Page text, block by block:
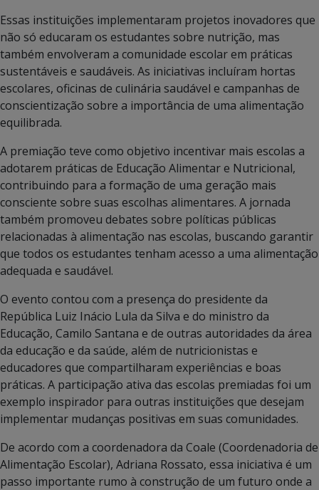
Essas instituições implementaram projetos inovadores que
não só educaram os estudantes sobre nutrição, mas
também envolveram a comunidade escolar em práticas
sustentáveis e saudáveis. As iniciativas incluíram hortas
escolares, oficinas de culinária saudável e campanhas de
conscientização sobre a importância de uma alimentação
equilibrada.
A premiação teve como objetivo incentivar mais escolas a
adotarem práticas de Educação Alimentar e Nutricional,
contribuindo para a formação de uma geração mais
consciente sobre suas escolhas alimentares. A jornada
também promoveu debates sobre políticas públicas
relacionadas à alimentação nas escolas, buscando garantir
que todos os estudantes tenham acesso a uma alimentação
adequada e saudável.
O evento contou com a presença do presidente da
República Luiz Inácio Lula da Silva e do ministro da
Educação, Camilo Santana e de outras autoridades da área
da educação e da saúde, além de nutricionistas e
educadores que compartilharam experiências e boas
práticas. A participação ativa das escolas premiadas foi um
exemplo inspirador para outras instituições que desejam
implementar mudanças positivas em suas comunidades.
De acordo com a coordenadora da Coale (Coordenadoria de
Alimentação Escolar), Adriana Rossato, essa iniciativa é um
passo importante rumo à construção de um futuro onde a